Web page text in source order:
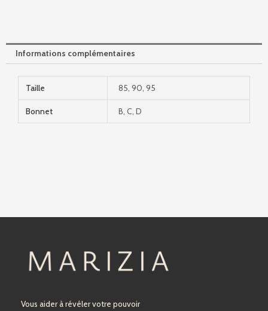
Informations complémentaires
Taille 85, 90, 95
Bonnet B, C, D
Vous aider à révéler votre pouvoir